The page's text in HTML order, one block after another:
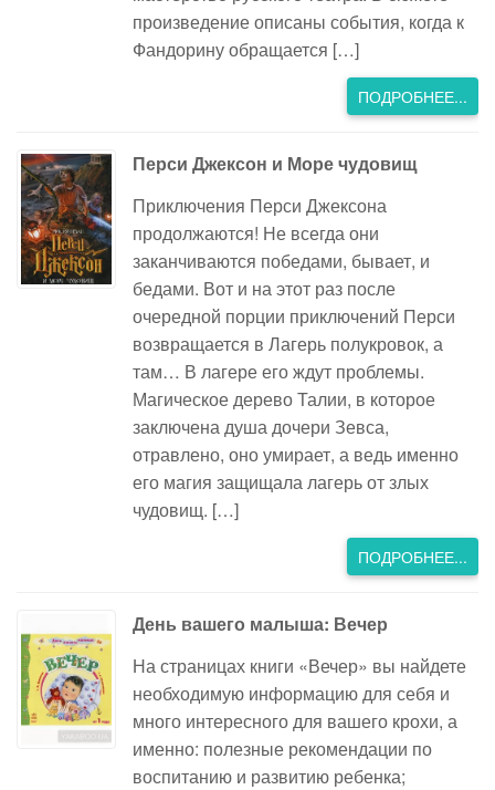
произведение описаны события, когда к
Фандорину обращается […]
ПОДРОБНЕЕ...
Перси Джексон и Море чудовищ
Приключения Перси Джексона
продолжаются! Не всегда они
заканчиваются победами, бывает, и
бедами. Вот и на этот раз после
очередной порции приключений Перси
возвращается в Лагерь полукровок, а
там… В лагере его ждут проблемы.
Магическое дерево Талии, в которое
заключена душа дочери Зевса,
отравлено, оно умирает, а ведь именно
его магия защищала лагерь от злых
чудовищ. […]
ПОДРОБНЕЕ...
День вашего малыша: Вечер
На страницах книги «Вечер» вы найдете
необходимую информацию для себя и
много интересного для вашего крохи, а
именно: полезные рекомендации по
воспитанию и развитию ребенка;